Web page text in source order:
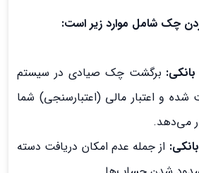
چک شامل موارد زیر است:
برگشت چک صیادی در سیستم
شده و اعتبار مالی (اعتبارسنجی) شما
می‌دهد.
از جمله عدم امکان دریافت دسته